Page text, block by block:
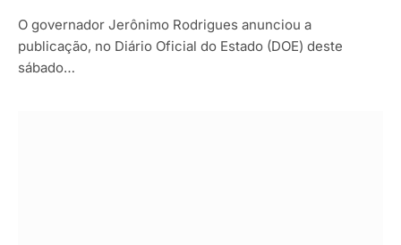
O governador Jerônimo Rodrigues anunciou a
publicação, no Diário Oficial do Estado (DOE) deste
sábado…